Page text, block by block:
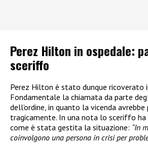
Perez Hilton in ospedale:
sceriffo
Perez Hilton è stato dunque ricoverato
Fondamentale la chiamata da parte
dell’ordine, in quanto la vicenda
tragicamente. In una nota lo sceriffo
come è stata gestita la situazione: “In
coinvolgono una persona in crisi per